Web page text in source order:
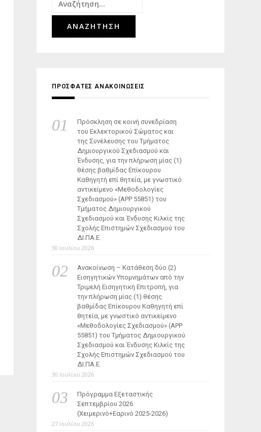
για:
ΠΡΟΣΦΑΤΕΣ ΑΝΑΚΟΙΝΩΣΕΙΣ
Πρόσκληση σε κοινή συνεδρίαση
του Εκλεκτορικού Σώματος και
της Συνέλευσης του Τμήματος
Δημιουργικού Σχεδιασμού και
Ένδυσης, για την πλήρωση μίας (1)
θέσης βαθμίδας Επίκουρου
Καθηγητή επί θητεία, με γνωστικό
αντικείμενο «Μεθοδολογίες
Σχεδιασμού» (ΑΡΡ 55851) του
Τμήματος Δημιουργικού
Σχεδιασμού και Ένδυσης Κιλκίς της
Σχολής Επιστημών Σχεδιασμού του
ΔΙ.ΠΑ.Ε.
30 Ιουλίου 2026
Ανακοίνωση – Κατάθεση δύο (2)
Εισηγητικών Υπομνημάτων από την
Τριμελή Εισηγητική Επιτροπή, για
την πλήρωση μίας (1) θέσης
βαθμίδας Επίκουρου Καθηγητή επί
θητεία, με γνωστικό αντικείμενο
«Μεθοδολογίες Σχεδιασμού» (ΑΡΡ
55851) του Τμήματος Δημιουργικού
Σχεδιασμού και Ένδυσης Κιλκίς της
Σχολής Επιστημών Σχεδιασμού του
ΔΙ.ΠΑ.Ε.
30 Ιουλίου 2026
Πρόγραμμα Εξεταστικής
Σεπτεμβρίου 2026
(Χειμερινό+Εαρινό 2025-2026)
27 Ιουλίου 2026